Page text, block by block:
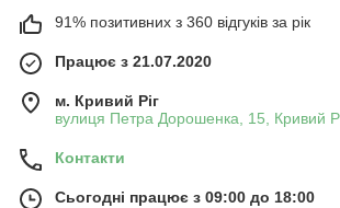
91% позитивних з 360 відгуків за рік
Працює з 21.07.2020
м. Кривий Ріг
вулиця Петра Дорошенка, 15, Кривий
Контакти
Сьогодні працює з 09:00 до 18:00